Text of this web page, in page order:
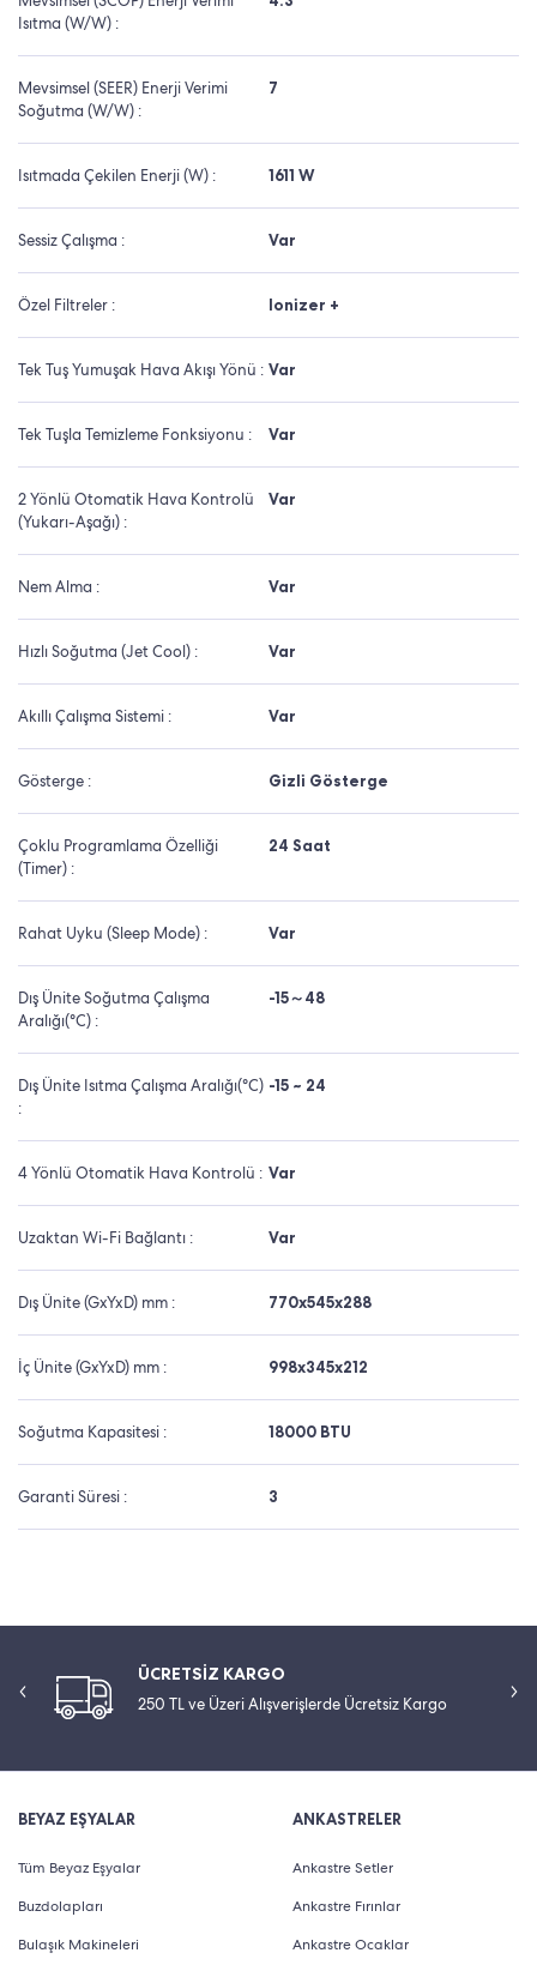
Isıtma (W/W) :
Mevsimsel (SEER) Enerji Verimi
Soğutma (W/W) :
7
Isıtmada Çekilen Enerji (W) : 1611 W
Sessiz Çalışma : Var
Özel Filtreler : Ionizer +
Tek Tuş Yumuşak Hava Akışı Yönü : Var
Tek Tuşla Temizleme Fonksiyonu : Var
2 Yönlü Otomatik Hava Kontrolü
(Yukarı-Aşağı) :
Var
Nem Alma : Var
Hızlı Soğutma (Jet Cool) : Var
Akıllı Çalışma Sistemi : Var
Gösterge : Gizli Gösterge
Çoklu Programlama Özelliği
(Timer) :
24 Saat
Rahat Uyku (Sleep Mode) : Var
Dış Ünite Soğutma Çalışma
Aralığı(°C) :
-15～48
Dış Ünite Isıtma Çalışma Aralığı(°C)
:
-15 ~ 24
4 Yönlü Otomatik Hava Kontrolü : Var
Uzaktan Wi-Fi Bağlantı : Var
Dış Ünite (GxYxD) mm : 770x545x288
İç Ünite (GxYxD) mm : 998x345x212
Soğutma Kapasitesi : 18000 BTU
Garanti Süresi : 3
ÜCRETSİZ KARGO
250 TL ve Üzeri Alışverişlerde Ücretsiz Kargo
BEYAZ EŞYALAR
Tüm Beyaz Eşyalar
Buzdolapları
Bulaşık Makineleri
ANKASTRELER
Ankastre Setler
Ankastre Fırınlar
Ankastre Ocaklar